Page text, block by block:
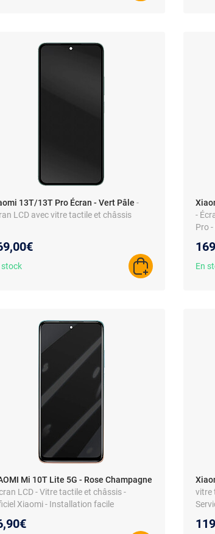
13T/13T Pro Écran - Vert Pâle -
LCD avec vitre tactile et châssis
stock
AJOUTER AU
-
Pro
En
Mi 10T Lite 5G - Rose Champagne
LCD - Vitre tactile et châssis -
Xiaomi - Installation facile
vitre